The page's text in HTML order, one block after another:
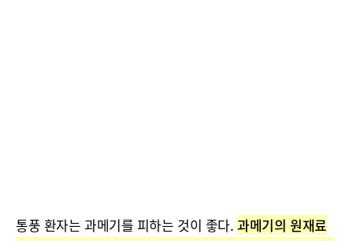
통풍 환자는 과메기를 피하는 것이 좋다.과메기의 원재료